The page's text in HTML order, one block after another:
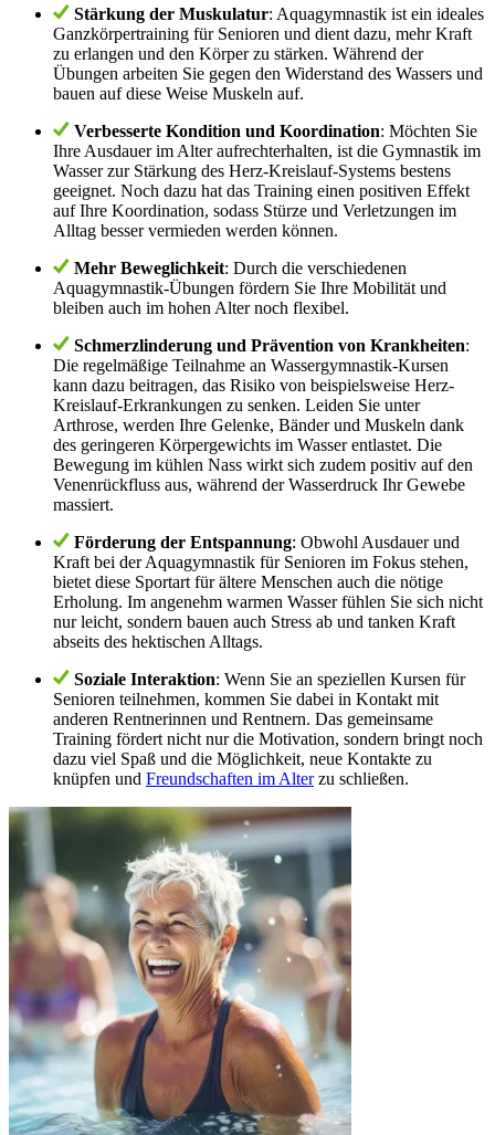
Stärkung der Muskulatur: Aquagymnastik ist ein ideales
Ganzkörpertraining für Senioren und dient dazu, mehr Kraft
zu erlangen und den Körper zu stärken. Während der
Übungen arbeiten Sie gegen den Widerstand des Wassers und
bauen auf diese Weise Muskeln auf.
Verbesserte Kondition und Koordination: Möchten Sie
Ihre Ausdauer im Alter aufrechterhalten, ist die Gymnastik im
Wasser zur Stärkung des Herz-Kreislauf-Systems bestens
geeignet. Noch dazu hat das Training einen positiven Effekt
auf Ihre Koordination, sodass Stürze und Verletzungen im
Alltag besser vermieden werden können.
Mehr Beweglichkeit: Durch die verschiedenen
Aquagymnastik-Übungen fördern Sie Ihre Mobilität und
bleiben auch im hohen Alter noch flexibel.
Schmerzlinderung und Prävention von Krankheiten:
Die regelmäßige Teilnahme an Wassergymnastik-Kursen
kann dazu beitragen, das Risiko von beispielsweise Herz-
Kreislauf-Erkrankungen zu senken. Leiden Sie unter
Arthrose, werden Ihre Gelenke, Bänder und Muskeln dank
des geringeren Körpergewichts im Wasser entlastet. Die
Bewegung im kühlen Nass wirkt sich zudem positiv auf den
Venenrückfluss aus, während der Wasserdruck Ihr Gewebe
massiert.
Förderung der Entspannung: Obwohl Ausdauer und
Kraft bei der Aquagymnastik für Senioren im Fokus stehen,
bietet diese Sportart für ältere Menschen auch die nötige
Erholung. Im angenehm warmen Wasser fühlen Sie sich nicht
nur leicht, sondern bauen auch Stress ab und tanken Kraft
abseits des hektischen Alltags.
Soziale Interaktion: Wenn Sie an speziellen Kursen für
Senioren teilnehmen, kommen Sie dabei in Kontakt mit
anderen Rentnerinnen und Rentnern. Das gemeinsame
Training fördert nicht nur die Motivation, sondern bringt noch
dazu viel Spaß und die Möglichkeit, neue Kontakte zu
knüpfen und Freundschaften im Alterzu schließen.